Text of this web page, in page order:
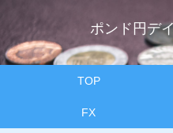
ポンド円デ
TOP
FX